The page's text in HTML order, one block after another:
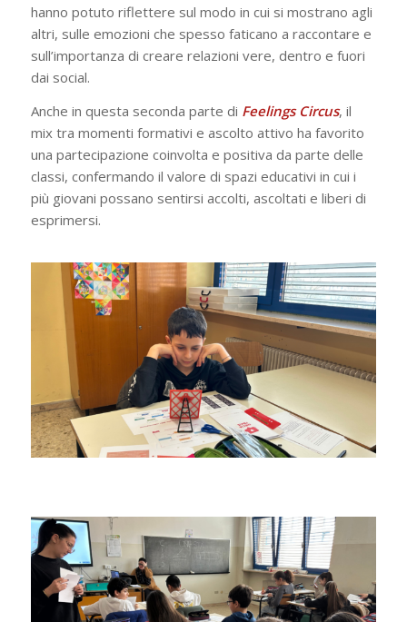
hanno potuto riflettere sul modo in cui si mostrano agli
altri, sulle emozioni che spesso faticano a raccontare e
sull’importanza di creare relazioni vere, dentro e fuori
dai social.
Anche in questa seconda parte di Feelings Circus, il
mix tra momenti formativi e ascolto attivo ha favorito
una partecipazione coinvolta e positiva da parte delle
classi, confermando il valore di spazi educativi in cui i
più giovani possano sentirsi accolti, ascoltati e liberi di
esprimersi.